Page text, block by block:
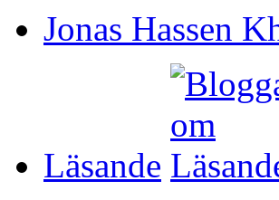
Jonas Hassen
Läsande